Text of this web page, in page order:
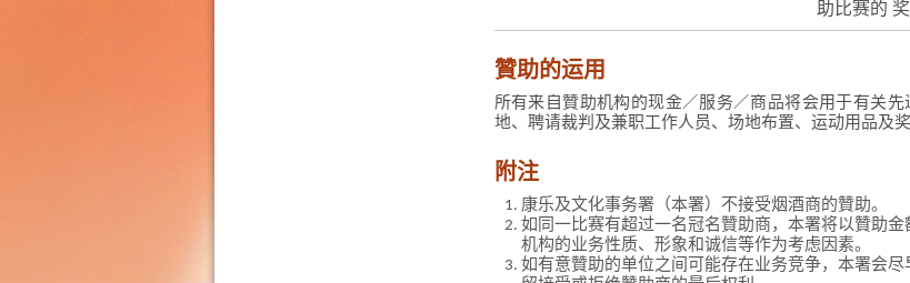
助比赛的 奖
贊助的运用
所有来自贊助机构的现金／服务／商品将会用于有关
地、聘请裁判及兼职工作人员、场地布置、运动用品及奖
附注
康乐及文化事务署（本署）不接受烟酒商的贊助。
如同一比赛有超过一名冠名贊助商，本署将以贊助
机构的业务性质、形象和诚信等作为考虑因素。
如有意贊助的单位之间可能存在业务竞争，本署会